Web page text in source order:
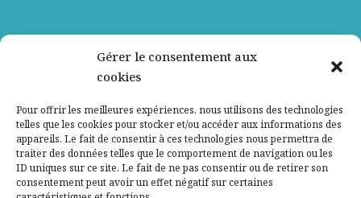
Gérer le consentement aux
cookies
Pour offrir les meilleures expériences, nous utilisons des technologies
telles que les cookies pour stocker et/ou accéder aux informations des
appareils. Le fait de consentir à ces technologies nous permettra de
traiter des données telles que le comportement de navigation ou les
ID uniques sur ce site. Le fait de ne pas consentir ou de retirer son
consentement peut avoir un effet négatif sur certaines
Nos partenaires
Contactez-nous
Mentions légales